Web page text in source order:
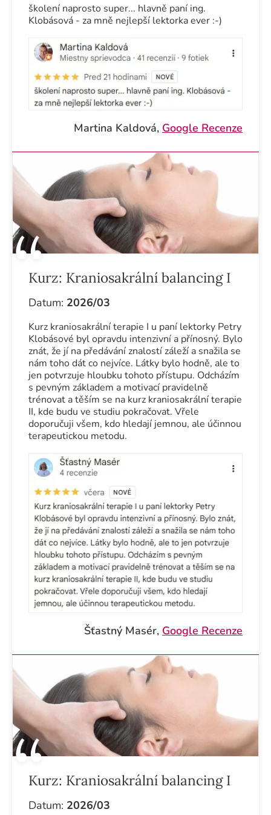
školení naprosto super... hlavně paní ing.
Klobásová - za mně nejlepší lektorka ever :-)
Martina Kaldová, Google Recenze
Kurz: Kraniosakrální balancing I
Datum: 2026/03
Kurz kraniosakrální terapie I u paní lektorky Petry
Klobásové byl opravdu intenzivní a přínosný. Bylo
znát, že jí na předávání znalostí záleží a snažila se
nám toho dát co nejvíce. Látky bylo hodně, ale to
jen potvrzuje hloubku tohoto přístupu. Odcházím
s pevným základem a motivací pravidelně
trénovat a těším se na kurz kraniosakrální terapie
II, kde budu ve studiu pokračovat. Vřele
doporučuji všem, kdo hledají jemnou, ale účinnou
terapeutickou metodu.
Šťastný Masér, Google Recenze
Kurz: Kraniosakrální balancing I
Datum: 2026/03